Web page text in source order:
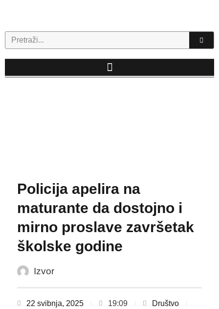
Search
Policija apelira na
maturante da dostojno i
mirno proslave završetak
školske godine
Izvor
22 svibnja, 2025 19:09
Društvo